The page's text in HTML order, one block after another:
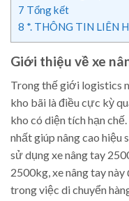
7 Tổng kết
8 *. THÔNG TIN LIÊN
Giới thiệu về xe
Trong thế giới logistics
kho bãi là điều cực kỳ
kho có diện tích hạn
nhất giúp nâng cao hiệu
sử dụng xe nâng tay
2500kg, xe nâng tay
trong việc di chuyển